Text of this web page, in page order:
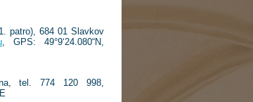
patro), 684 01 Slavkov
, GPS: 49°9‘24.080“N,
tel. 774 120 998,